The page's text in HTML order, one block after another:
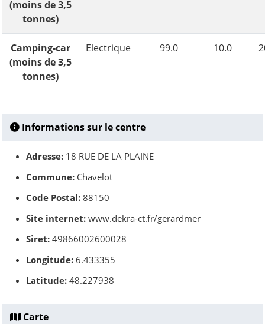
(moins de 3,5
tonnes)
Camping-car
(moins de 3,5
tonnes)
Electrique 99.0 10.0
Informations sur le centre
Adresse: 18 RUE DE LA PLAINE
Commune: Chavelot
Code Postal: 88150
Site internet: www.dekra-ct.fr/gerardmer
Siret: 49866002600028
Longitude: 6.433355
Latitude: 48.227938
Carte